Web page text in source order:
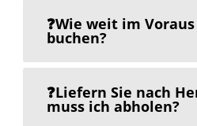
❓Wie weit im
buchen?
❓Liefern Sie nach
muss ich abholen?